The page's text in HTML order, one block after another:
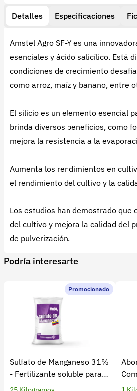
Detalles Especificaciones
Amstel Agro SF-Y es una
esenciales y ácido salicílico. Está
condiciones de crecimiento
como arroz, maíz y banano, entre
El silicio es un elemento esencial
brinda diversos beneficios, como
mejora la resistencia a la
Aumenta los rendimientos en
el rendimiento del cultivo y la
Los estudios han demostrado que
del cultivo y mejora la calidad del
de pulverización.
Podría interesarte
Promocionado
Sulfato de Manganeso 31%
- Fertilizante soluble para
cultivos